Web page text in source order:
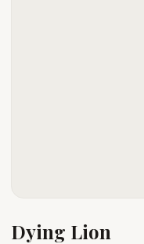
Dying Lion